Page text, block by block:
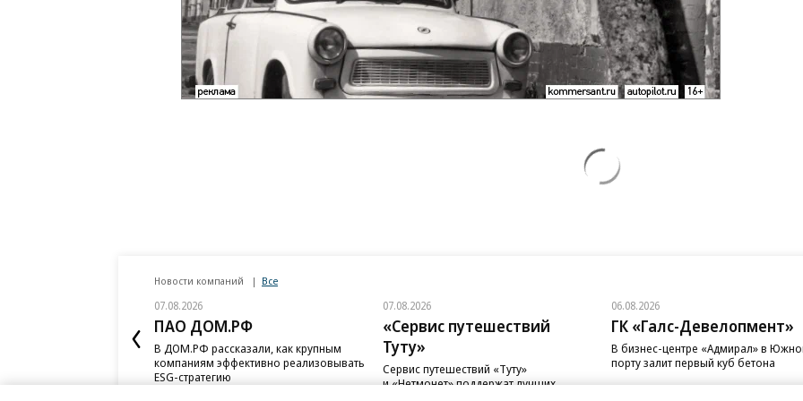
Новости компаний Все
07.08.2026
ПАО ДОМ.РФ
В ДОМ.РФ рассказали, как крупным
компаниям эффективно реализовывать
ESG-стратегию
07.08.2026
«Сервис путешествий
Туту»
Сервис путешествий «Туту»
и «Нетмонет» поддержат лучших
06.08.2026
ГК «Галс-Девелопмент»
В бизнес-центре «Адмирал» в
порту залит первый куб бетона